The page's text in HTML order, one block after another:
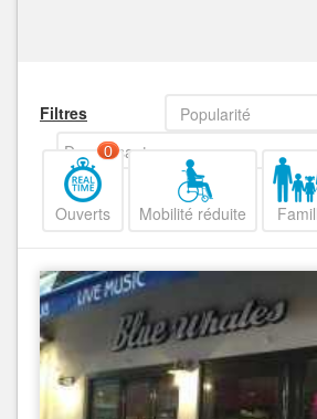
Filtres
Popularité
Decroissant
Ouverts
0
Mobilité réduite